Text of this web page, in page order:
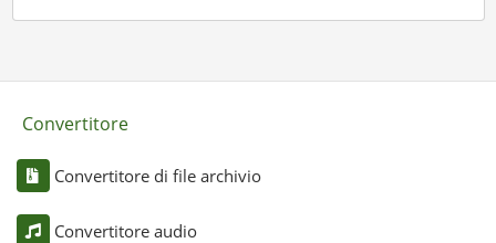
Convertitore
Convertitore di file archivio
Convertitore audio